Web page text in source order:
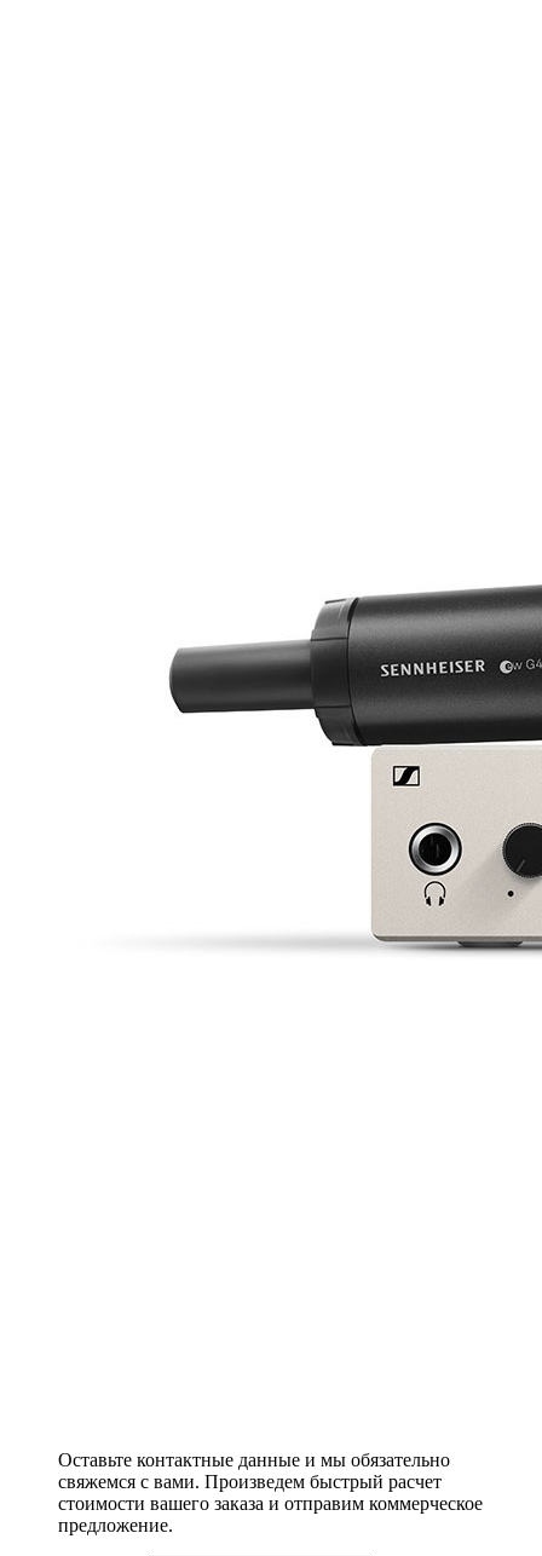
Оставьте контактные данные и мы обязательно
свяжемся с вами. Произведем быстрый расчет
стоимости вашего заказа и отправим коммерческое
предложение.